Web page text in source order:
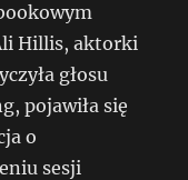
Hillis, aktorki
głosu
pojawiła się
o
sesji